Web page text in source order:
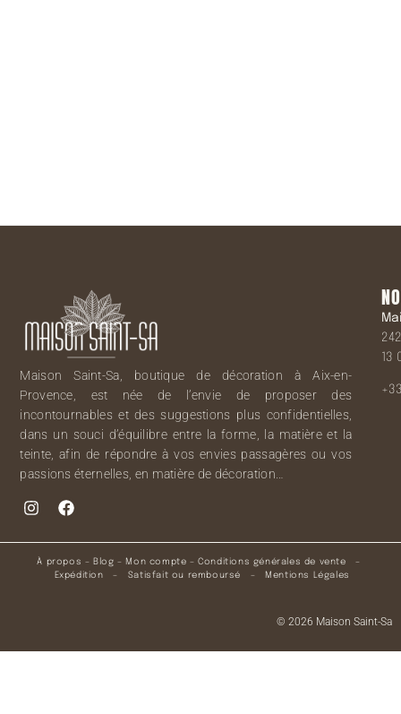
Maison Saint-Sa, boutique de décoration à Aix-en-
Provence, est née de l’envie de proposer des
incontournables et des suggestions plus confidentielles,
dans un souci d’équilibre entre la forme, la matière et la
teinte, afin de répondre à vos envies passagères ou vos
passions éternelles, en matière de décoration…
13
À propos – Blog – Mon compte –Conditions générales de vente –
Expédition – Satisfait ou remboursé – Mentions Légales
© 2026 Maison Saint-Sa